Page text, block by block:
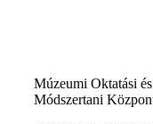
Múzeumi Oktatási és
Módszertani